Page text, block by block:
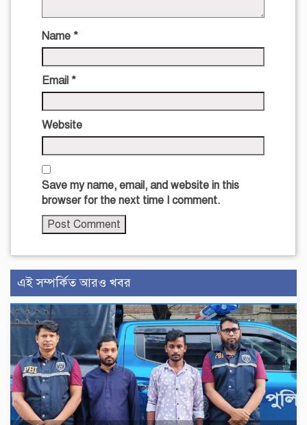
Name *
Email *
Website
Save my name, email, and website in this
browser for the next time I comment.
এই সম্পর্কিত আরও খবর